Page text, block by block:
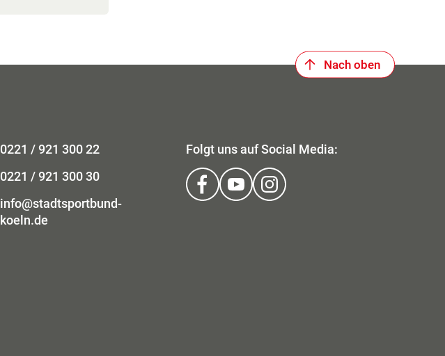
Nach oben
0221 / 921 300 22
0221 / 921 300 30
info@stadtsportbund-
koeln.de
Folgt uns auf Social Media: